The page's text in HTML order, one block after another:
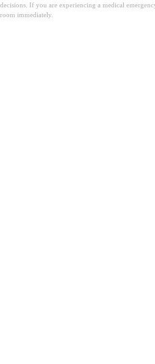
decisions. If you are experiencing a medical
room immediately.